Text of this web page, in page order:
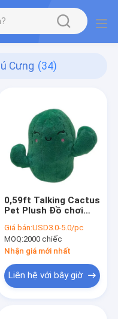
Cưng (34)
0,59ft Talking Cactus
Pet Plush Đồ chơi
Giá bán:USD3.0-5.0/pc
MOQ:2000 chiếc
Nhận giá mới nhất
Liên hệ với bây giờ